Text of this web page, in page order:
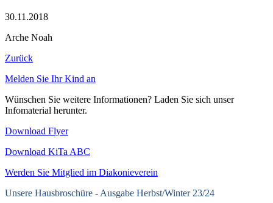
30.11.2018
Arche Noah
Zurück
Melden Sie Ihr Kind an
Wünschen Sie weitere Informationen? Laden Sie sich unser
Infomaterial herunter.
Download Flyer
Download KiTa ABC
Werden Sie Mitglied im Diakonieverein
Unsere Hausbroschüre - Ausgabe Herbst/Winter 23/24